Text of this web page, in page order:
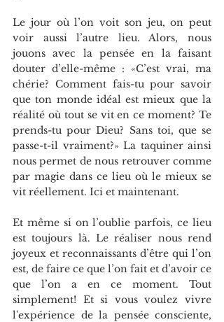
Le jour où l’on voit son jeu, on peut
voir aussi l’autre lieu. Alors, nous
jouons avec la pensée en la faisant
douter d’elle-même : «C’est vrai, ma
chérie? Comment fais-tu pour savoir
que ton monde idéal est mieux que la
réalité où tout se vit en ce moment? Te
prends-tu pour Dieu? Sans toi, que se
passe-t-il vraiment?» La taquiner ainsi
nous permet de nous retrouver comme
par magie dans ce lieu où le mieux se
vit réellement. Ici et maintenant.
Et même si on l’oublie parfois, ce lieu
est toujours là. Le réaliser nous rend
joyeux et reconnaissants d’être qui l’on
est, de faire ce que l’on fait et d’avoir ce
que l’on a en ce moment. Tout
simplement! Et si vous voulez vivre
l'expérience de la pensée consciente,